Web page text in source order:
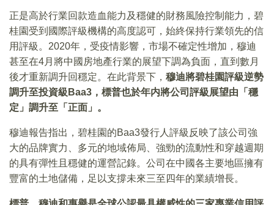
正是高於行業回款造血能力及穩健的財務風險控制能力，碧
桂園受到國際評級機構的高度認可，始終保持行業領先的信
用評級。2020年，受疫情影響，市場不確定性增加，穆迪
甚至在4月將中國房地產行業的展望下調為負面，直到數月
後才重新調升回穩定。在此背景下， 穆迪將碧桂園評級逆勢
調升至投資級Baa3，標普也於年内將公司評級展望由「穩
定」調升至「正面」。
穆迪報告指出，碧桂園的Baa3發行人評級反映了該公司強
大的品牌實力、多元的地域佈局、強勁的流動性和穿越週期
的具有彈性且穩健的運營記錄。公司在中國各主要地區擁有
豐富的土地儲備，足以支撐未來三至四年的業績增長。